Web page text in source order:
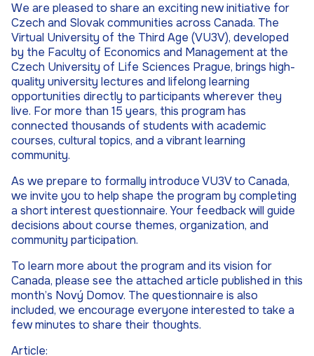
We are pleased to share an exciting new initiative for
Czech and Slovak communities across Canada. The
Virtual University of the Third Age (VU3V), developed
by the Faculty of Economics and Management at the
Czech University of Life Sciences Prague, brings high-
quality university lectures and lifelong learning
opportunities directly to participants wherever they
live. For more than 15 years, this program has
connected thousands of students with academic
courses, cultural topics, and a vibrant learning
community.
As we prepare to formally introduce VU3V to Canada,
we invite you to help shape the program by completing
a short interest questionnaire. Your feedback will guide
decisions about course themes, organization, and
community participation.
To learn more about the program and its vision for
Canada, please see the attached article published in this
month’s Nový Domov. The questionnaire is also
included, we encourage everyone interested to take a
few minutes to share their thoughts.
Article: